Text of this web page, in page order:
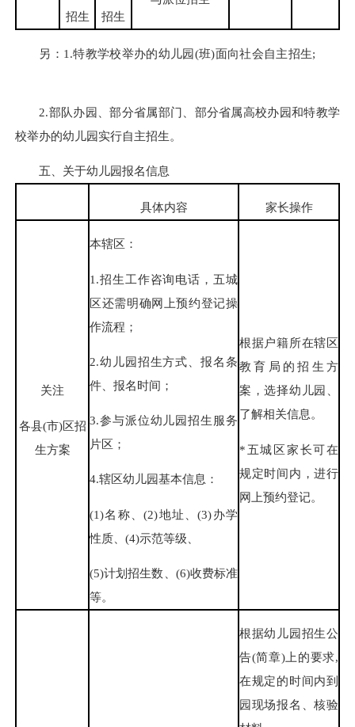
招生 招生
另：1.特教学校举办的幼儿园(班)面向社会自主招生;
2.部队办园、部分省属部门、部分省属高校办园和特教学
校举办的幼儿园实行自主招生。
五、关于幼儿园报名信息
具体内容 家长操作
关注
各县(市)区招
生方案
本辖区：
1.招生工作咨询电话，五城
区还需明确网上预约登记操
作流程；
2.幼儿园招生方式、报名条
件、报名时间；
3.参与派位幼儿园招生服务
片区；
4.辖区幼儿园基本信息：
(1)名称、(2)地址、(3)办学
性质、(4)示范等级、
(5)计划招生数、(6)收费标准
等。
根据户籍所在辖区
教育局的招生方
案，选择幼儿园、
了解相关信息。
*五城区家长可在
规定时间内，进行
网上预约登记。
根据幼儿园招生公
告(简章)上的要求,
在规定的时间内到
园现场报名、核验